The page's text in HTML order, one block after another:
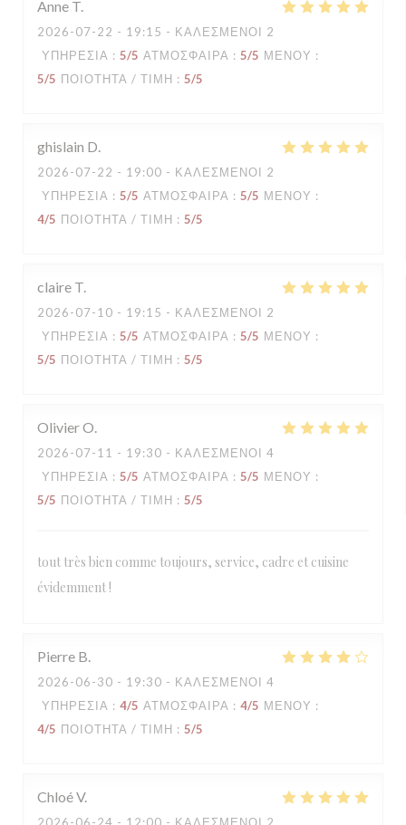
Anne T
2026-07-22 - 19:15 - ΚΑΛΕΣΜΈΝΟΙ 2
ΥΠΗΡΕΣΊΑ : 5/5 ΑΤΜΌΣΦΑΙΡΑ : 5/5 ΜΕΝΟΎ :
5/5 ΠΟΙΌΤΗΤΑ / ΤΙΜΉ : 5/5
ghislain D
2026-07-22 - 19:00 - ΚΑΛΕΣΜΈΝΟΙ 2
ΥΠΗΡΕΣΊΑ : 5/5 ΑΤΜΌΣΦΑΙΡΑ : 5/5 ΜΕΝΟΎ :
4/5 ΠΟΙΌΤΗΤΑ / ΤΙΜΉ : 5/5
claire T
2026-07-10 - 19:15 - ΚΑΛΕΣΜΈΝΟΙ 2
ΥΠΗΡΕΣΊΑ : 5/5 ΑΤΜΌΣΦΑΙΡΑ : 5/5 ΜΕΝΟΎ :
5/5 ΠΟΙΌΤΗΤΑ / ΤΙΜΉ : 5/5
OlivierO
2026-07-11 - 19:30 - ΚΑΛΕΣΜΈΝΟΙ 4
ΥΠΗΡΕΣΊΑ : 5/5 ΑΤΜΌΣΦΑΙΡΑ : 5/5 ΜΕΝΟΎ :
5/5 ΠΟΙΌΤΗΤΑ / ΤΙΜΉ : 5/5
tout très bien comme toujours, service, cadre et cuisine
évidemment !
Pierre B
2026-06-30 - 19:30 - ΚΑΛΕΣΜΈΝΟΙ 4
ΥΠΗΡΕΣΊΑ : 4/5 ΑΤΜΌΣΦΑΙΡΑ : 4/5 ΜΕΝΟΎ :
4/5 ΠΟΙΌΤΗΤΑ / ΤΙΜΉ : 5/5
ChloéV